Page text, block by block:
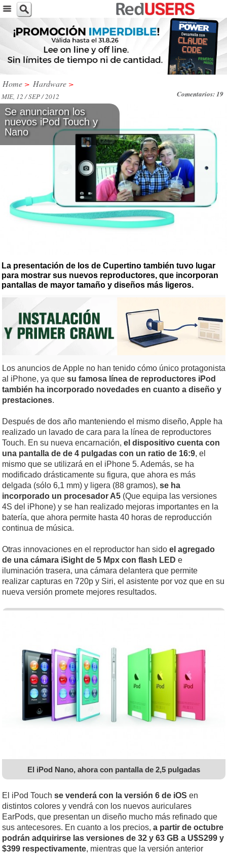
Home > Hardware >
Comentarios: 19
MIE, 12 / SEP / 2012
Se anunciaron los
nuevos iPod Touch y
Nano
La presentación de los de Cupertino también tuvo lugar
para mostrar sus nuevos reproductores, que incorporan
pantallas de mayor tamaño y diseños más ligeros.
Los anuncios de Apple no han tenido cómo único protagonista
al iPhone, ya que su famosa línea de reproductores iPod
también ha incorporado novedades en cuanto a diseño y
prestaciones.
Después de dos año manteniendo el mismo diseño, Apple ha
realizado un lavado de cara para la línea de reproductores
Touch. En su nueva encarnación, el dispositivo cuenta con
una pantalla de de 4 pulgadas con un ratio de 16:9, el
mismo que se utilizará en el iPhone 5. Además, se ha
modificado drásticamente su figura, que ahora es más
delgada (sólo 6,1 mm) y ligera (88 gramos), se ha
incorporado un procesador A5 (Que equipa las versiones
4S del iPhone) y se han realizado mejoras importantes en la
batería, que ahora permite hasta 40 horas de reproducción
continua de música.
Otras innovaciones en el reproductor han sido el agregado
de una cámara iSight de 5 Mpx con flash LED e
iluminación trasera, una cámara delantera que permite
realizar capturas en 720p y Siri, el asistente por voz que en su
nueva versión promete mejores resultados.
El iPod Nano, ahora con pantalla de 2,5 pulgadas
El iPod Touch se venderá con la versión 6 de iOS en
distintos colores y vendrá con los nuevos auriculares
EarPods, que presentan un diseño mucho más refinado que
sus antecesores. En cuanto a los precios, a partir de octubre
podrán adquirirse las versiones de 32 y 63 GB a U$S299 y
$399 respectivamente, mientras que la versión anterior